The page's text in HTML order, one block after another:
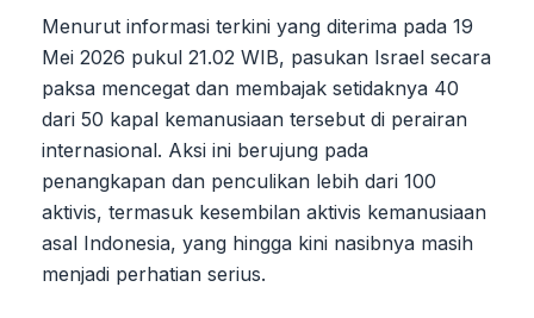
Menurut informasi terkini yang diterima pada 19
Mei 2026 pukul 21.02 WIB, pasukan Israel secara
paksa mencegat dan membajak setidaknya 40
dari 50 kapal kemanusiaan tersebut di perairan
internasional. Aksi ini berujung pada
penangkapan dan penculikan lebih dari 100
aktivis, termasuk kesembilan aktivis kemanusiaan
asal Indonesia, yang hingga kini nasibnya masih
menjadi perhatian serius.